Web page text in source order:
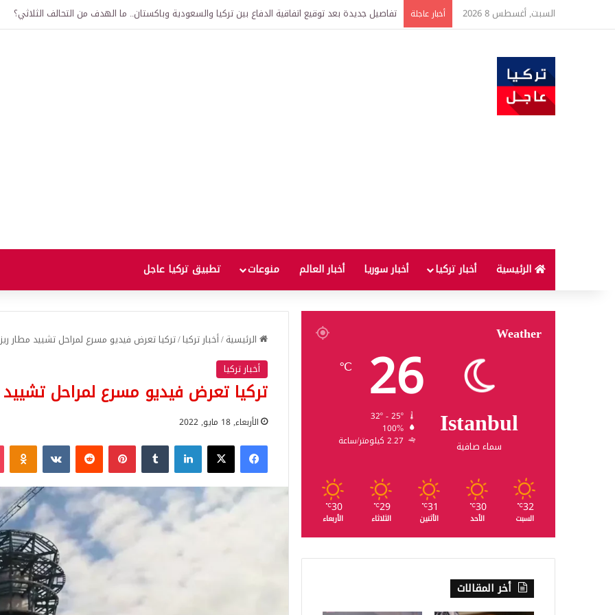
السبت, أغسطس 8 2026 أخبار عاجلة خبير اقتصادي يتوقع وصول غرام الذهب إلى 12 ألف ليرة.. متى يحدث ذلك؟
الرئيسية أخبار تركيا أخبار سوريا أخبار العالم منوعات تطبيق تركيا عاجل
الرئيسية/أخبار تركيا/تركيا تعرض فيديو مسرع لمراحل تشييد مطار
أخبار تركيا
تركيا تعرض فيديو مسرع لمراحل تشييد
الأربعاء, 18 مايو, 2022
فيسبوك‫X لينكدإن بينتيريست
Weather
Istanbul
سماء صافية
26
℃
100%
2.27 كيلومتر/ساعة
32
℃
السبت
30
℃
الأحد
31
℃
الأثنين
29
℃
الثلاثاء
30
℃
الأربعاء
أخر المقالات